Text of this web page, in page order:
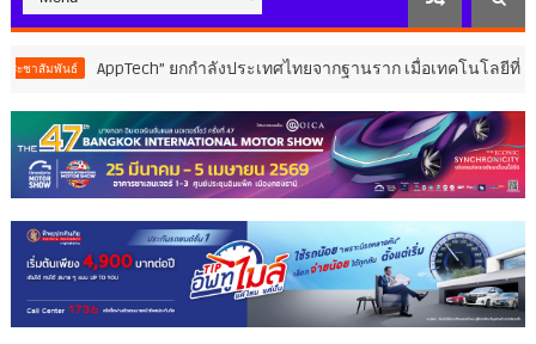
ยกกำลังประเทศไทยจากฐานราก เมื่อเทคโนโลยีที่เหมาะสมเป็นก